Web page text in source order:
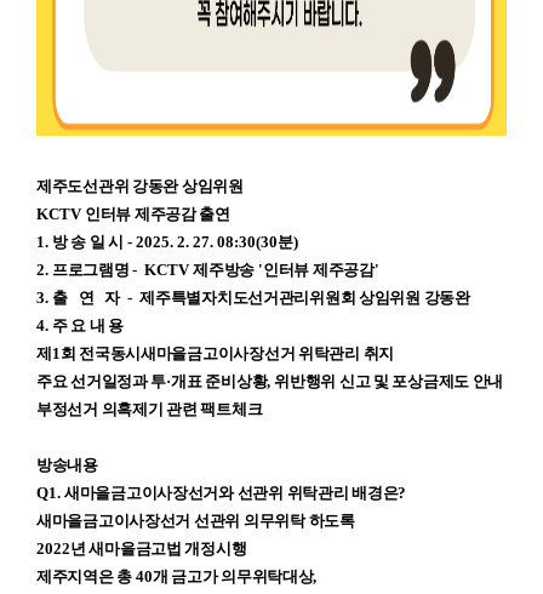
제주도선관위 강동완 상임위원
KCTV 인터뷰 제주공감 출연
1. 방 송 일 시 - 2025. 2. 27. 08:30(30분)
2. 프로그램명- KCTV제주방송 '인터뷰 제주공감'
3. 출 연 자-제주특별자치도선거관리위원회 상임위원 강동완
4. 주 요 내 용
제 1회 전국동시새마을금고이사장선거 위탁관리 취지
주요 선거일정과 투·개표 준비상황,위반행위 신고 및 포상금제도 안내
부정선거 의혹제기 관련 팩트체크
방송내용
Q1. 새마을금고이사장선거와 선관위 위탁관리 배경은?
새마을금고이사장선거 선관위 의무위탁 하도록
2022년 새마을금고법 개정시행
제주지역은 총 40개 금고가 의무위탁대상,